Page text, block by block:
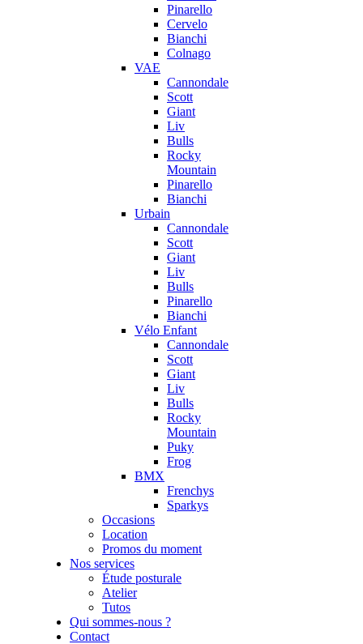
Pinarello
Cervelo
Bianchi
Colnago
VAE
Cannondale
Scott
Giant
Liv
Bulls
Rocky
Mountain
Pinarello
Bianchi
Urbain
Cannondale
Scott
Giant
Liv
Bulls
Pinarello
Bianchi
Vélo Enfant
Cannondale
Scott
Giant
Liv
Bulls
Rocky
Mountain
Puky
Frog
BMX
Frenchys
Sparkys
Occasions
Location
Promos du moment
Nos services
Étude posturale
Atelier
Tutos
Qui sommes-nous ?
Contact